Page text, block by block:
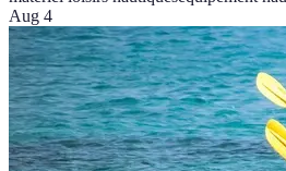
Aug 4